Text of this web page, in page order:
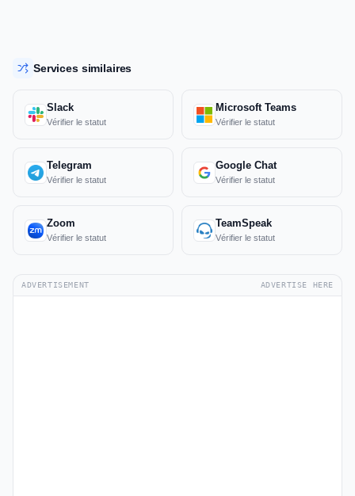
Services similaires
Slack
Vérifier le statut
Microsoft Teams
Vérifier le statut
Telegram
Vérifier le statut
Google Chat
Vérifier le statut
Zoom
Vérifier le statut
TeamSpeak
Vérifier le statut
ADVERTISEMENT ADVERTISE HERE